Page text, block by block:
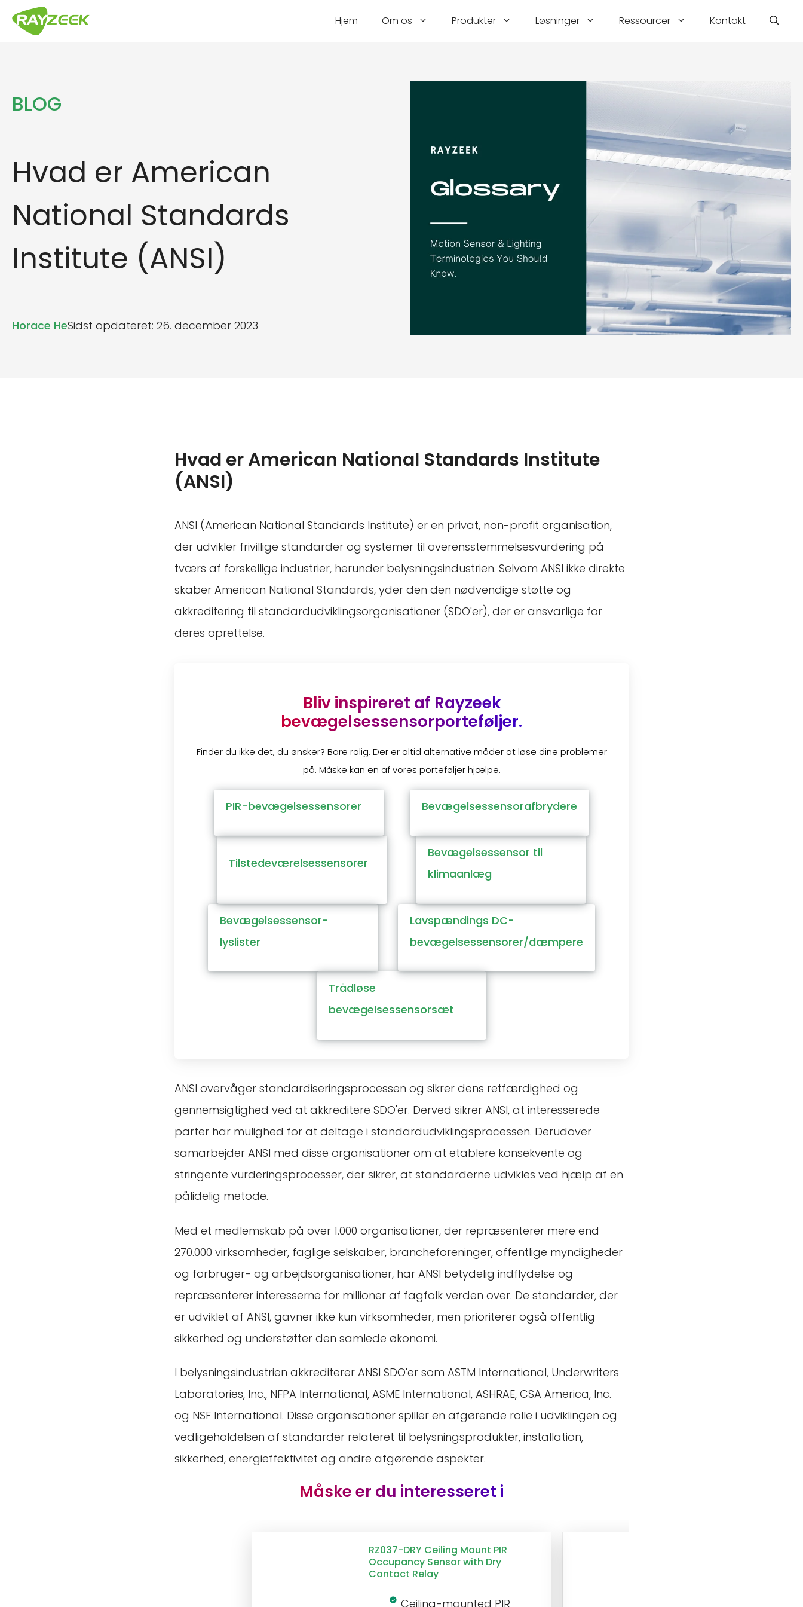
Hjem Om os Produkter Løsninger Ressourcer Kontakt
BLOG
Hvad er American
National Standards
Institute (ANSI)
Horace HeSidst opdateret: 26. december 2023
Hvad er American National Standards Institute
(ANSI)
ANSI (American National Standards Institute) er en privat, non-profit organisation,
der udvikler frivillige standarder og systemer til overensstemmelsesvurdering på
tværs af forskellige industrier, herunder belysningsindustrien. Selvom ANSI ikke direkte
skaber American National Standards, yder den den nødvendige støtte og
akkreditering til standardudviklingsorganisationer (SDO'er), der er ansvarlige for
deres oprettelse.
Bliv inspireret af Rayzeek
bevægelsessensorporteføljer.
Finder du ikke det, du ønsker? Bare rolig. Der er altid alternative måder at løse dine problemer
på. Måske kan en af vores porteføljer hjælpe.
PIR-bevægelsessensorer Bevægelsessensorafbrydere
Tilstedeværelsessensorer
Bevægelsessensor til
klimaanlæg
Bevægelsessensor-
lyslister
Lavspændings DC-
bevægelsessensorer/dæmpere
Trådløse
bevægelsessensorsæt
ANSI overvåger standardiseringsprocessen og sikrer dens retfærdighed og
gennemsigtighed ved at akkreditere SDO'er. Derved sikrer ANSI, at interesserede
parter har mulighed for at deltage i standardudviklingsprocessen. Derudover
samarbejder ANSI med disse organisationer om at etablere konsekvente og
stringente vurderingsprocesser, der sikrer, at standarderne udvikles ved hjælp af en
pålidelig metode.
Med et medlemskab på over 1.000 organisationer, der repræsenterer mere end
270.000 virksomheder, faglige selskaber, brancheforeninger, offentlige myndigheder
og forbruger- og arbejdsorganisationer, har ANSI betydelig indflydelse og
repræsenterer interesserne for millioner af fagfolk verden over. De standarder, der
er udviklet af ANSI, gavner ikke kun virksomheder, men prioriterer også offentlig
sikkerhed og understøtter den samlede økonomi.
I belysningsindustrien akkrediterer ANSI SDO'er som ASTM International, Underwriters
Laboratories, Inc., NFPA International, ASME International, ASHRAE, CSA America, Inc.
og NSF International. Disse organisationer spiller en afgørende rolle i udviklingen og
vedligeholdelsen af standarder relateret til belysningsprodukter, installation,
sikkerhed, energieffektivitet og andre afgørende aspekter.
Måske er du interesseret i
RZ037-DRY Ceiling Mount PIR
Occupancy Sensor with Dry
Contact Relay
Ceiling-mounted PIR